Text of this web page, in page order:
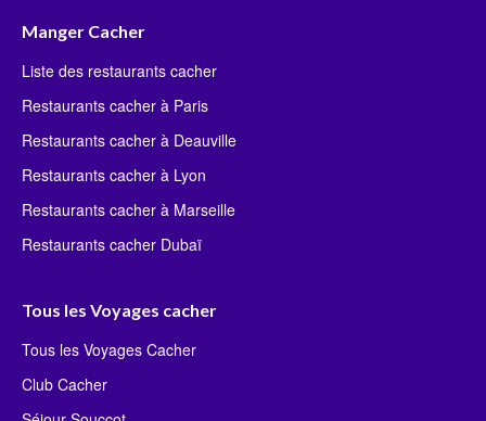
Manger Cacher
Liste des restaurants cacher
Restaurants cacher à Paris
Restaurants cacher à Deauville
Restaurants cacher à Lyon
Restaurants cacher à Marseille
Restaurants cacher Dubaï
Tous les Voyages cacher
Tous les Voyages Cacher
Club Cacher